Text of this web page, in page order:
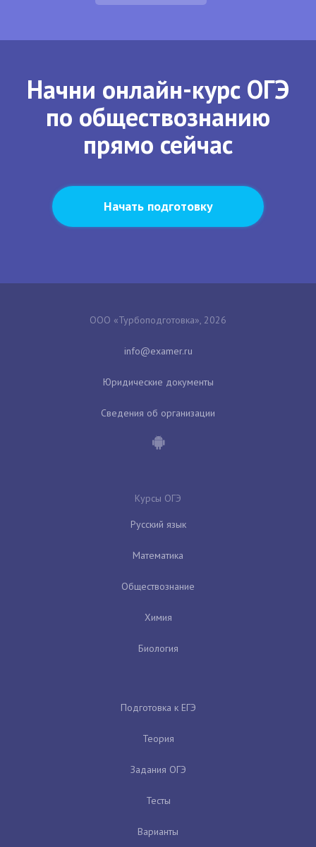
Начни онлайн-курс ОГЭ
по обществознанию
прямо сейчас
Начать подготовку
ООО «Турбоподготовка», 2026
Юридические документы
Сведения об организации
Курсы ОГЭ
Русский язык
Математика
Обществознание
Химия
Биология
Подготовка к ЕГЭ
Теория
Задания ОГЭ
Тесты
Варианты